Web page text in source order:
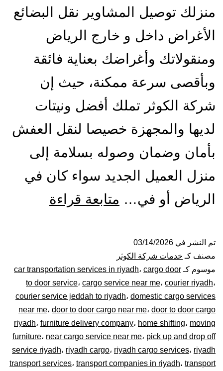
منزلك توصيل المشاوير نقل البضائع
الأغراض داخل و خارج الرياض
ومنقولاتك وأغراضك بعناية فائقة
وبأقصى سرعة ممكنة، حيث إن
شركة الكوثر تملك أفضل ونيتات
لديها والمجهزة خصيصا لنقل العفش
بأمان وضمان وصوله بسلامة إلى
منزل العميل الجديد سواء كان في
الرياض أو في… متابعة قراءة
بالرياض|
–
توصيل
تم النشر في 03/14/2026
مصنف كـ خدمات شركة الكوثر
موسوم كـ
car transportation services in riyadh، cargo door
to door service، cargo service near me، courier riyadh،
courier service jeddah to riyadh، domestic cargo services
near me، door to door cargo near me، door to door cargo
riyadh، furniture delivery company، home shifting، moving
furniture، near cargo service near me، pick up and drop off
service riyadh، riyadh cargo، riyadh cargo services، riyadh
transport services، transport companies in riyadh، transport